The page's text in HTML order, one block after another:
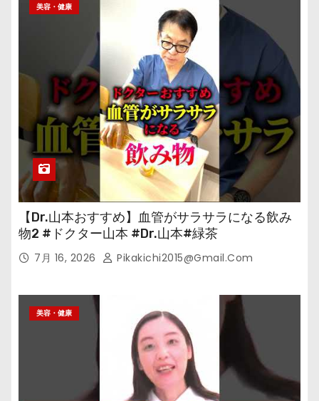
美容・健康
【Dr.山本おすすめ】血管がサラサラになる飲み
物2 #ドクター山本 #Dr.山本#緑茶
7月 16, 2026 Pikakichi2015@gmail.com
美容・健康